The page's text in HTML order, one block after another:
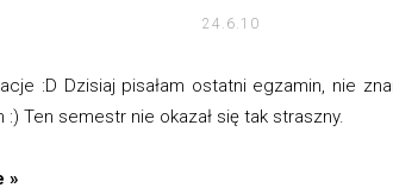
24.6.10
:D Dzisiaj pisałam ostatni egzamin, nie
Ten semestr nie okazał się tak straszny.
»